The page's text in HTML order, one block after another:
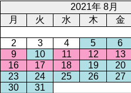
2021年 8月
月
火 水 木 金
2
3 4 5 6
9
10 11 12 13
16
17 18 19 20
23
24 25 26 27
30
31